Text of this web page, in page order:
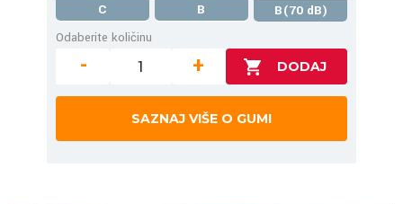
C B
B(70 dB)
Odaberite količinu
- +
SAZNAJ VIŠE O GUMI